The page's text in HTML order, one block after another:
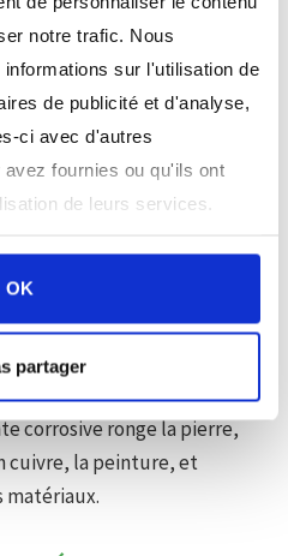
notre trafic. Nous
sur l'utilisation de
de publicité et d'analyse,
ci avec d'autres
fournies ou qu'ils ont
de leurs services.
OK
partager
chantier
de dépigeonnisation la
tout en préservant
également l'obturation des
en milieu urbain, il
monuments, balcons et
corrosive ronge la pierre,
cuivre, la peinture, et